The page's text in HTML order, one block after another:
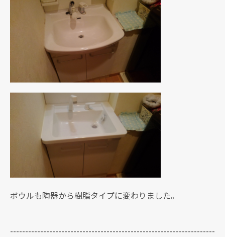
ボウルも陶器から樹脂タイプに変わりました。
--------------------------------------------------------------------